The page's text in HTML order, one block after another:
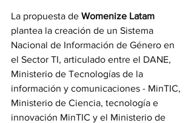
La propuesta de Womenize Latam
plantea la creación de un Sistema
Nacional de Información de Género en
el Sector TI, articulado entre el DANE,
Ministerio de Tecnologías de la
información y comunicaciones - MinTIC,
Ministerio de Ciencia, tecnología e
innovación MinTIC y el Ministerio de